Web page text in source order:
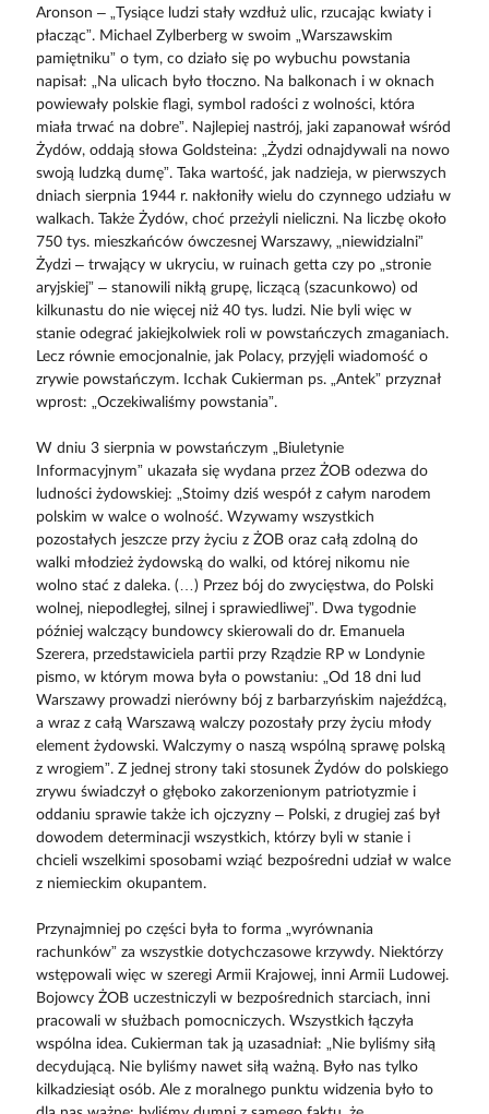
Aronson – „Tysiące ludzi stały wzdłuż ulic, rzucając kwiaty i
płacząc”. Michael Zylberberg w swoim „Warszawskim
pamiętniku” o tym, co działo się po wybuchu powstania
napisał: „Na ulicach było tłoczno. Na balkonach i w oknach
powiewały polskie flagi, symbol radości z wolności, która
miała trwać na dobre”. Najlepiej nastrój, jaki zapanował wśród
Żydów, oddają słowa Goldsteina: „Żydzi odnajdywali na nowo
swoją ludzką dumę”. Taka wartość, jak nadzieja, w pierwszych
dniach sierpnia 1944 r. nakłoniły wielu do czynnego udziału w
walkach. Także Żydów, choć przeżyli nieliczni. Na liczbę około
750 tys. mieszkańców ówczesnej Warszawy, „niewidzialni”
Żydzi – trwający w ukryciu, w ruinach getta czy po „stronie
aryjskiej” – stanowili nikłą grupę, liczącą (szacunkowo) od
kilkunastu do nie więcej niż 40 tys. ludzi. Nie byli więc w
stanie odegrać jakiejkolwiek roli w powstańczych zmaganiach.
Lecz równie emocjonalnie, jak Polacy, przyjęli wiadomość o
zrywie powstańczym. Icchak Cukierman ps. „Antek” przyznał
wprost: „Oczekiwaliśmy powstania”.
W dniu 3 sierpnia w powstańczym „Biuletynie
Informacyjnym” ukazała się wydana przez ŻOB odezwa do
ludności żydowskiej: „Stoimy dziś wespół z całym narodem
polskim w walce o wolność. Wzywamy wszystkich
pozostałych jeszcze przy życiu z ŻOB oraz całą zdolną do
walki młodzież żydowską do walki, od której nikomu nie
wolno stać z daleka. (…) Przez bój do zwycięstwa, do Polski
wolnej, niepodległej, silnej i sprawiedliwej”. Dwa tygodnie
później walczący bundowcy skierowali do dr. Emanuela
Szerera, przedstawiciela partii przy Rządzie RP w Londynie
pismo, w którym mowa była o powstaniu: „Od 18 dni lud
Warszawy prowadzi nierówny bój z barbarzyńskim najeźdźcą,
a wraz z całą Warszawą walczy pozostały przy życiu młody
element żydowski. Walczymy o naszą wspólną sprawę polską
z wrogiem”. Z jednej strony taki stosunek Żydów do polskiego
zrywu świadczył o głęboko zakorzenionym patriotyzmie i
oddaniu sprawie także ich ojczyzny – Polski, z drugiej zaś był
dowodem determinacji wszystkich, którzy byli w stanie i
chcieli wszelkimi sposobami wziąć bezpośredni udział w walce
z niemieckim okupantem.
Przynajmniej po części była to forma „wyrównania
rachunków” za wszystkie dotychczasowe krzywdy. Niektórzy
wstępowali więc w szeregi Armii Krajowej, inni Armii Ludowej.
Bojowcy ŻOB uczestniczyli w bezpośrednich starciach, inni
pracowali w służbach pomocniczych. Wszystkich łączyła
wspólna idea. Cukierman tak ją uzasadniał: „Nie byliśmy siłą
decydującą. Nie byliśmy nawet siłą ważną. Było nas tylko
kilkadziesiąt osób. Ale z moralnego punktu widzenia było to